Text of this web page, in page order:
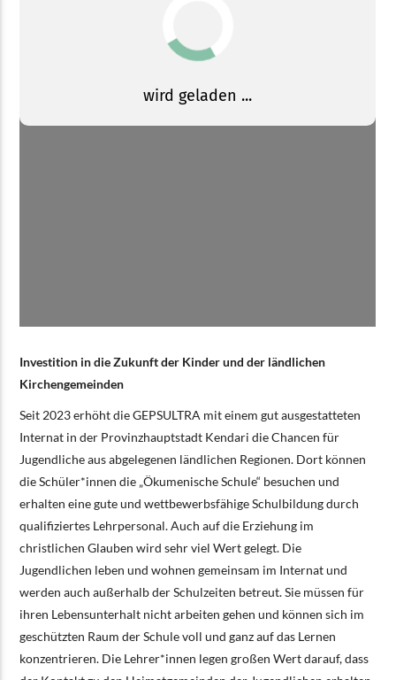
Investition in die Zukunft der Kinder und der ländlichen
Kirchengemeinden
Seit 2023 erhöht die GEPSULTRA mit einem gut ausgestatteten
Internat in der Provinzhauptstadt Kendari die Chancen für
Jugendliche aus abgelegenen ländlichen Regionen. Dort können
die Schüler*innen die „Ökumenische Schule“ besuchen und
erhalten eine gute und wettbewerbsfähige Schulbildung durch
qualifiziertes Lehrpersonal. Auch auf die Erziehung im
christlichen Glauben wird sehr viel Wert gelegt. Die
Jugendlichen leben und wohnen gemeinsam im Internat und
werden auch außerhalb der Schulzeiten betreut. Sie müssen für
ihren Lebensunterhalt nicht arbeiten gehen und können sich im
geschützten Raum der Schule voll und ganz auf das Lernen
konzentrieren. Die Lehrer*innen legen großen Wert darauf, dass